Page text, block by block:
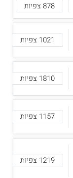
878 צפיות
1021 צפיות
1810 צפיות
1157 צפיות
1219 צפיות